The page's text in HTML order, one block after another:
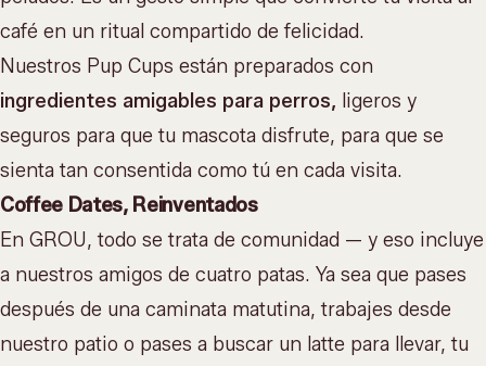
café en un ritual compartido de felicidad.
Nuestros Pup Cups están preparados con
ingredientes amigables para perros, ligeros y
seguros para que tu mascota disfrute, para que se
sienta tan consentida como tú en cada visita.
Coffee Dates, Reinventados
En GROU, todo se trata de comunidad — y eso incluye
a nuestros amigos de cuatro patas. Ya sea que pases
después de una caminata matutina, trabajes desde
nuestro patio o pases a buscar un latte para llevar, tu